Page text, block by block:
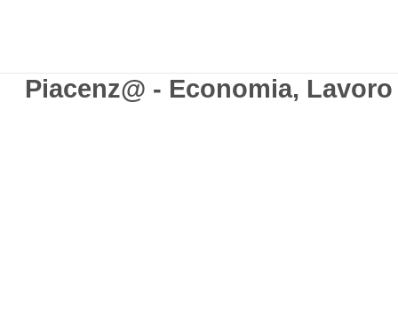
Piacenz@ - Economia,